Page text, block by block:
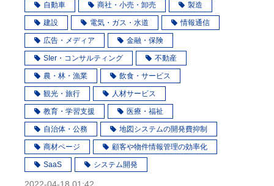
自動車 商社・小売・卸売 製造
建設 電気・ガス・水道 情報通信
広告・メディア 金融・保険
SIer・コンサルティング 不動産
農・林・漁業 飲食・サービス
観光・旅行 人材サービス
教育・学習支援 医療・福祉
自治体・公務 地図システムの開発費抑制
商材ページ 顧客や物件情報管理の効率化
SaaS システム開発
2022-04-18 01:42